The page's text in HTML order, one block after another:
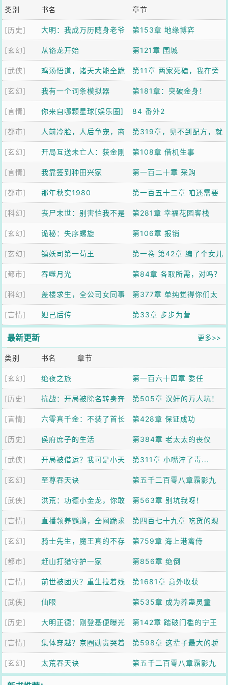
类别 书名 章节
[历史] 大明：我成万历随身老爷
爷了？
第153章 地缘博弈
[玄幻] 从铬龙开始 第121章 围城
[武侠] 鸡汤悟道，诸天大能全跪
了
第11章 两家死磕，我在旁
边吃瓜升级
[玄幻] 我有一个词条模拟器 第181章：突破金身！
[言情] 你来自哪颗星球[娱乐圈] 84 番外2
[都市] 人前冷脸，人后争宠，商
队他日日求复婚
第319章，见不到配方，就
让她陪葬
[玄幻] 开局互送未亡人：获金刚
不坏神功
第108章 借机生事
[言情] 我靠签到种田兴家 第一百二十章 采购
[都市] 那年秋实1980 第一百五十二章 咱还需要
做假账吗？
[科幻] 丧尸末世：别害怕我不是
什么好人
第281章 幸福花园客栈
[玄幻] 诡秘：失序螺旋 第106章 报销
[玄幻] 镇妖司第一苟王 第一卷 第42章 编了个女儿
国故事，虎妖全信了
[都市] 吞噬月光 第84章 各取所需，对吗？
[科幻] 盖楼求生，全公司女同事
求我带飞
第377章 单纯觉得你们太
菜
[言情] 妲己后传 第33章 步步为营
最新更新 更多>>
类别 书名 章节
[玄幻] 绝夜之旅 第一百六十四章 委任
[历史] 抗战：开局被除名转身奔
红军
第505章 汉奸的万人坑！
脱下伪军皮，老子还要当
八路！
[言情] 六零真千金：不装了首长
请我看诊
第428章 保证成功
[历史] 侯府庶子的生活 第384章 老太太的丧仪
[武侠] 开局被借运？我可是小天
师啊！
第311章 小嘴淬了毒...
[玄幻] 至尊吞天诀 第五千二百零八章霜影九
天
[武侠] 洪荒：功德小金龙，你敢
碰我？
第563章 别坑我呀！
[言情] 直播领养鹦鹉，全网跪求
我卖异宠
第四百七十九章 吃货的观
察力
[玄幻] 骑士先生，魔王真的不存
在啊
第759章 海上港禽侍
[都市] 赶山打猎守护一家 第856章 绝倒
[言情] 前世被团灭？重生拉着残
王入洞房
第1681章 意外收获
[武侠] 仙眼 第535章 成为养蛊灵童
[历史] 大明正德：刚登基便曝光
文官弑君
第142章 踏破门槛的宁王
府与安化王府
[言情] 集体穿越？京圈勋贵哭着
抱我大腿
第598章 这辈子最大的骄
傲
[玄幻] 太荒吞天诀 第五千二百零八章霜影九